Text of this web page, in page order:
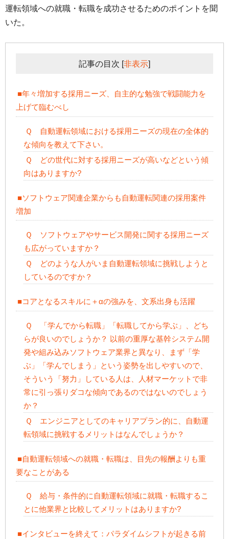
運転領域への就職・転職を成功させるためのポイントを聞
いた。
記事の目次 [非表示]
■年々増加する採用ニーズ、自主的な勉強で戦闘能力を
上げて臨むべし
Ｑ 自動運転領域における採用ニーズの現在の全体的
な傾向を教えて下さい。
Ｑ どの世代に対する採用ニーズが高いなどという傾
向はありますか?
■ソフトウェア関連企業からも自動運転関連の採用案件
増加
Ｑ ソフトウェアやサービス開発に関する採用ニーズ
も広がっていますか？
Ｑ どのような人がいま自動運転領域に挑戦しようと
しているのですか？
■コアとなるスキルに＋αの強みを、文系出身も活躍
Ｑ 「学んでから転職」「転職してから学ぶ」、どち
らが良いのでしょうか？ 以前の重厚な基幹システム開
発や組み込みソフトウェア業界と異なり、まず「学
ぶ」「学んでしまう」という姿勢を出しやすいので、
そういう「努力」している人は、人材マーケットで非
常に引っ張りダコな傾向であるのではないのでしょう
か？
Ｑ エンジニアとしてのキャリアプラン的に、自動運
転領域に挑戦するメリットはなんでしょうか？
■自動運転領域への就職・転職は、目先の報酬よりも重
要なことがある
Ｑ 給与・条件的に自動運転領域に就職・転職するこ
とに他業界と比較してメリットはありますか?
■インタビューを終えて：パラダイムシフトが起きる前